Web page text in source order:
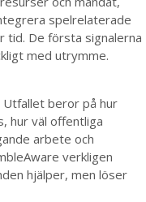
spelrelaterade
tid. De första signalerna
med utrymme.
Utfallet beror på hur
hur väl offentliga
arbete och
verkligen
hjälper, men löser